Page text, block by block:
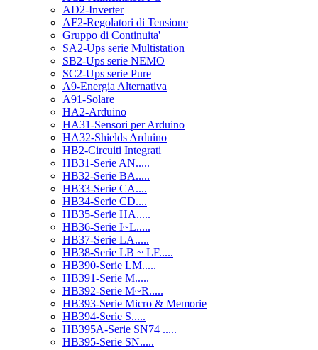
AD2-Inverter
AF2-Regolatori di Tensione
Gruppo di Continuita'
SA2-Ups serie Multistation
SB2-Ups serie NEMO
SC2-Ups serie Pure
A9-Energia Alternativa
A91-Solare
HA2-Arduino
HA31-Sensori per Arduino
HA32-Shields Arduino
HB2-Circuiti Integrati
HB31-Serie AN.....
HB32-Serie BA.....
HB33-Serie CA....
HB34-Serie CD....
HB35-Serie HA.....
HB36-Serie I~L.....
HB37-Serie LA.....
HB38-Serie LB ~ LF.....
HB390-Serie LM.....
HB391-Serie M.....
HB392-Serie M~R.....
HB393-Serie Micro & Memorie
HB394-Serie S.....
HB395A-Serie SN74 .....
HB395-Serie SN.....